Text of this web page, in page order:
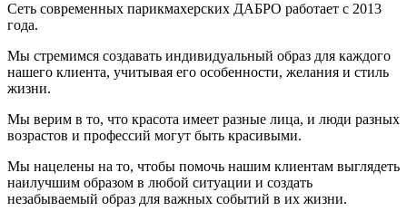
Сеть современных парикмахерских ДАБРО работает с 2013
года.
Мы стремимся создавать индивидуальный образ для каждого
нашего клиента, учитывая его особенности, желания и стиль
жизни.
Мы верим в то, что красота имеет разные лица, и люди разных
возрастов и профессий могут быть красивыми.
Мы нацелены на то, чтобы помочь нашим клиентам выглядеть
наилучшим образом в любой ситуации и создать
незабываемый образ для важных событий в их жизни.